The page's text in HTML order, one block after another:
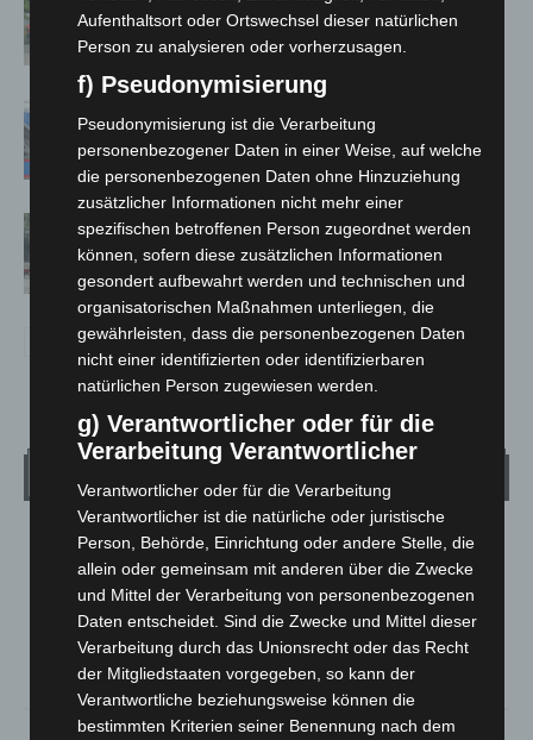
Notfallsanitäter starten beim Roten
Kreuz
A7 – Polizei sucht Zeugen
Gasleitung bei McDonald’s-Umbau in
Langenhagen beschädigt
LANGENHAGEN
Überwiegend Bewölkt
13.9°C °
°
90% 1m/s 84%
Aufenthaltsort oder Ortswechsel dieser natürlichen
Person zu analysieren oder vorherzusagen.
f) Pseudonymisierung
Pseudonymisierung ist die Verarbeitung
personenbezogener Daten in einer Weise, auf welche
die personenbezogenen Daten ohne Hinzuziehung
zusätzlicher Informationen nicht mehr einer
spezifischen betroffenen Person zugeordnet werden
können, sofern diese zusätzlichen Informationen
gesondert aufbewahrt werden und technischen und
organisatorischen Maßnahmen unterliegen, die
gewährleisten, dass die personenbezogenen Daten
nicht einer identifizierten oder identifizierbaren
natürlichen Person zugewiesen werden.
g) Verantwortlicher oder für die
Verarbeitung Verantwortlicher
Verantwortlicher oder für die Verarbeitung
Verantwortlicher ist die natürliche oder juristische
Person, Behörde, Einrichtung oder andere Stelle, die
allein oder gemeinsam mit anderen über die Zwecke
und Mittel der Verarbeitung von personenbezogenen
Daten entscheidet. Sind die Zwecke und Mittel dieser
Verarbeitung durch das Unionsrecht oder das Recht
der Mitgliedstaaten vorgegeben, so kann der
Verantwortliche beziehungsweise können die
bestimmten Kriterien seiner Benennung nach dem